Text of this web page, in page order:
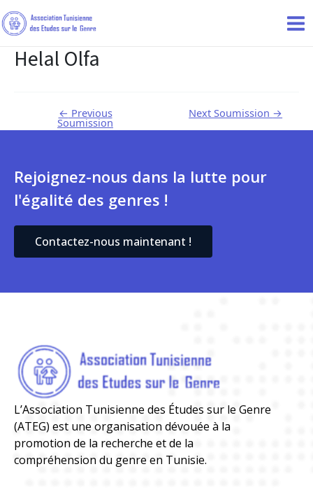
Helal Olfa
← Previous
Soumission
Next Soumission →
Rejoignez-nous dans la lutte pour
l'égalité des genres !
Contactez-nous maintenant !
L’Association Tunisienne des Études sur le Genre
(ATEG) est une organisation dévouée à la
promotion de la recherche et de la
compréhension du genre en Tunisie.